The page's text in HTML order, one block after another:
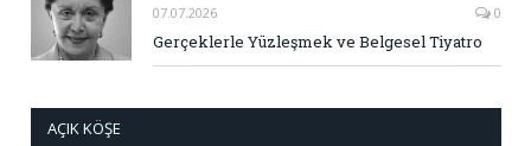
07.07.2026 0
Gerçeklerle Yüzleşmek ve Belgesel Tiyatro
AÇIK KÖŞE